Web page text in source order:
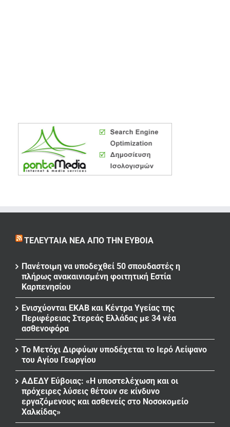
ΤΕΛΕΥΤΑΊΑ ΝΈΑ ΑΠΌ ΤΗΝ ΕΎΒΟΙΑ
Πανέτοιμη να υποδεχθεί 50 σπουδαστές η
πλήρως ανακαινισμένη φοιτητική Εστία
Καρπενησίου
Ενισχύονται ΕΚΑΒ και Κέντρα Υγείας της
Περιφέρειας Στερεάς Ελλάδας με 34 νέα
ασθενοφόρα
Το Μετόχι Διρφύων υποδέχεται το Ιερό Λείψανο
του Αγίου Γεωργίου
ΑΔΕΔΥ Εύβοιας: «Η υποστελέχωση και οι
πρόχειρες λύσεις θέτουν σε κίνδυνο
εργαζόμενους και ασθενείς στο Νοσοκομείο
Χαλκίδας»